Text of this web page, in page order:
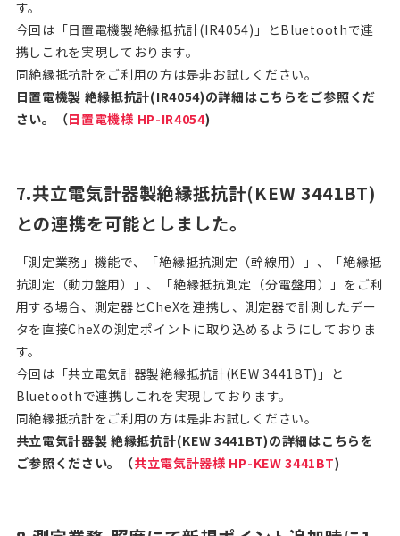
す。
今回は「日置電機製絶縁抵抗計(IR4054)」とBluetoothで連
携しこれを実現しております。
同絶縁抵抗計をご利用の方は是非お試しください。
日置電機製 絶縁抵抗計(IR4054)の詳細はこちらをご参照くだ
さい。（日置電機様 HP-IR4054)
7.共立電気計器製絶縁抵抗計(KEW 3441BT)
との連携を可能としました。
「測定業務」機能で、「絶縁抵抗測定（幹線用）」、「絶縁抵
抗測定（動力盤用）」、「絶縁抵抗測定（分電盤用）」をご利
用する場合、測定器とCheXを連携し、測定器で計測したデー
タを直接CheXの測定ポイントに取り込めるようにしておりま
す。
今回は「共立電気計器製絶縁抵抗計(KEW 3441BT)」と
Bluetoothで連携しこれを実現しております。
同絶縁抵抗計をご利用の方は是非お試しください。
共立電気計器製 絶縁抵抗計(KEW 3441BT)の詳細はこちらを
ご参照ください。（共立電気計器様 HP-KEW 3441BT)